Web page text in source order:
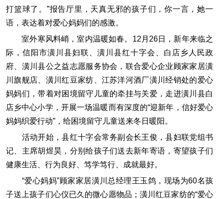
打篮球了。”报告厅里，天真无邪的孩子们，你一言，她一
语，表达着对爱心妈妈们的感激。
室外寒风料峭，室内温暖如春。12月26日，新年来临之
际，信阳市潢川县妇联、潢川县红十字会、白店乡人民政
府、潢川县公之益志愿服务协会，联合爱心企业顾家家居潢
川旗舰店、潢川红豆家纺、江苏洋河酒厂潢川经销处的爱心
妈妈们，带着对困境留守儿童的牵挂与关爱，走进潢川县白
店乡中心小学，开展一场温暖而有深度的“迎新年，信好爱心
妈妈织爱行动”，给困境留守儿童送来冬日暖阳。
活动开始，县红十字会常务副会长王俊，县妇联党组书
记、主席胡煜昊，分别给孩子们送去新年寄语，寄望孩子们
健康生活、行为良好、笃学笃行、成就最好。
“爱心妈妈”顾家家居潢川总经理王玉鸽，现场为60名孩
子送上孩子们心仪已久的微心愿物品；潢川红豆家纺的“爱心